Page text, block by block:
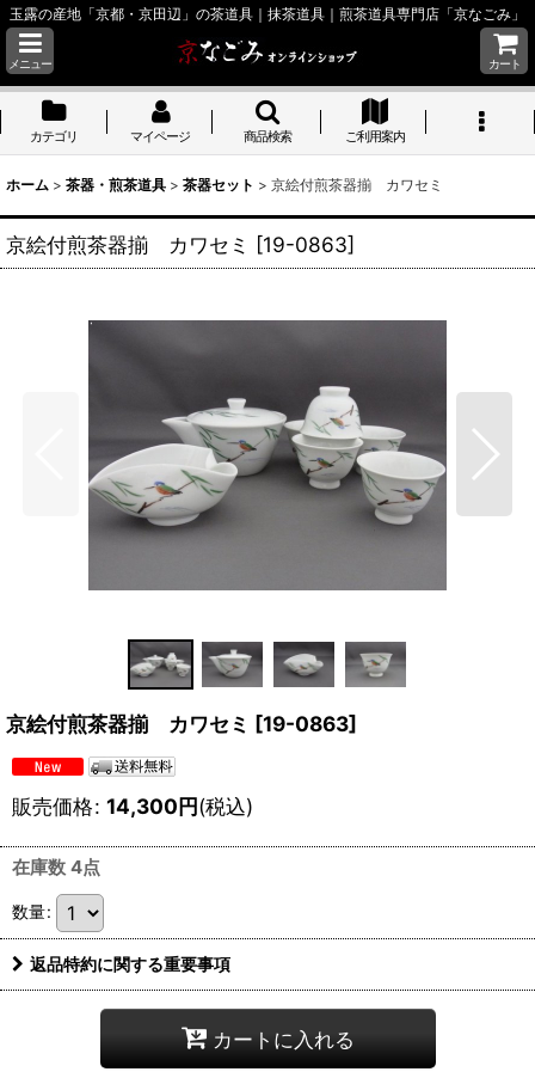
玉露の産地「京都・京田辺」の茶道具｜抹茶道具｜煎茶道具専門店「京なごみ」
メニュー カート
カテゴリ マイページ 商品検索 ご利用案内
ホーム > 茶器・煎茶道具 > 茶器セット > 京絵付煎茶器揃 カワセミ
京絵付煎茶器揃 カワセミ [19-0863]
京絵付煎茶器揃 カワセミ [19-0863]
販売価格: 14,300円(税込)
在庫数 4点
数量:
返品特約に関する重要事項
カートに入れる